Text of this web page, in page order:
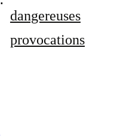
dangereuses
provocations